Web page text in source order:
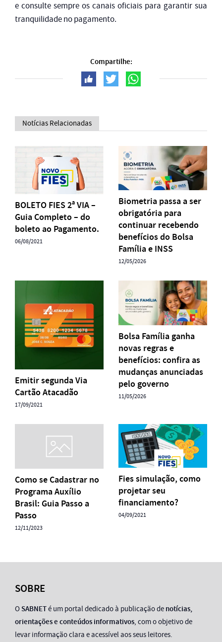
e consulte sempre os canais oficiais para garantir sua
tranquilidade no pagamento.
Compartilhe:
Notícias Relacionadas
BOLETO FIES 2ª VIA –
Guia Completo – do
boleto ao Pagamento.
06/08/2021
Biometria passa a ser
obrigatória para
continuar recebendo
benefícios do Bolsa
Família e INSS
12/05/2026
Emitir segunda Via
Cartão Atacadão
17/09/2021
Bolsa Família ganha
novas regras e
benefícios: confira as
mudanças anunciadas
pelo governo
11/05/2026
Como se Cadastrar no
Programa Auxílio
Brasil: Guia Passo a
Passo
12/11/2023
Fies simulação, como
projetar seu
financiamento?
04/09/2021
SOBRE
O SABNETé um portal dedicado à publicação de notícias,
orientações e conteúdos informativos, com o objetivo de
levar informação clara e acessível aos seus leitores.